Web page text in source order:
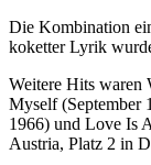
Die Kombination
koketter Lyrik
Weitere Hits waren
Myself (September
1966) und Love Is
Austria, Platz 2 in